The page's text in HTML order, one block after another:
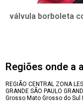
válvula borboleta
Regiões onde a
REGIÃO CENTRAL ZONA
GRANDE SÃO PAULO
Grosso Mato Grosso do Sul